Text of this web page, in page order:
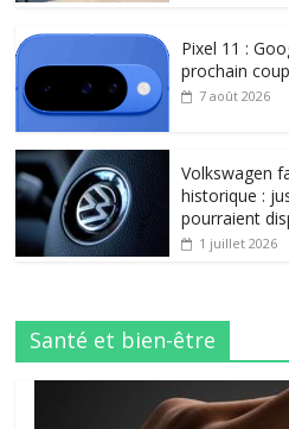
Pixel 11 :
prochain
7 août 2026
Volkswagen
historique :
pourraient
1 juillet 2026
Santé et bien-être